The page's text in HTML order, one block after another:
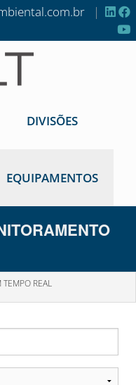
|
DIVISÕES
EQUIPAMENTOS
REAL